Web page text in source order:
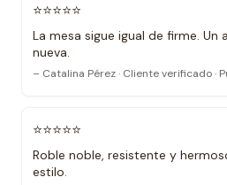
⭐⭐⭐⭐⭐
La mesa sigue igual de firme. Un
nueva.
– Catalina Pérez · Cliente verificado ·
⭐⭐⭐⭐⭐
Roble noble, resistente y
estilo.